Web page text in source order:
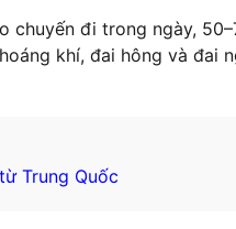
chuyến đi trong ngày,
khí, đai hông và đai
Trung Quốc